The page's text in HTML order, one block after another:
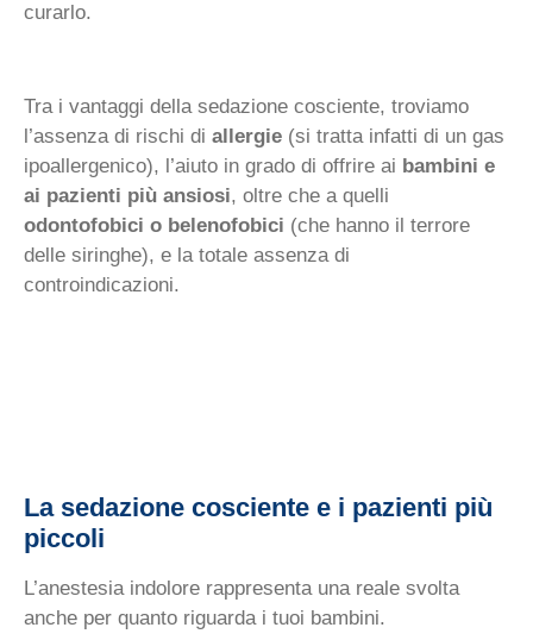
curarlo.
Tra i vantaggi della sedazione cosciente, troviamo
l’assenza di rischi di allergie (si tratta infatti di un gas
ipoallergenico), l’aiuto in grado di offrire ai bambini e
ai pazienti più ansiosi, oltre che a quelli
odontofobici o belenofobici (che hanno il terrore
delle siringhe), e la totale assenza di
controindicazioni.
La sedazione cosciente e i pazienti più
piccoli
L’anestesia indolore rappresenta una reale svolta
anche per quanto riguarda i tuoi bambini.